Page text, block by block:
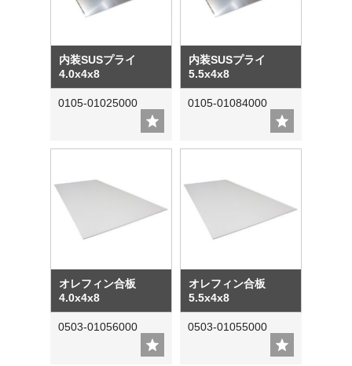
内装SUSプライ
4.0x4x8
0105-01025000
内装SUSプライ
5.5x4x8
0105-01084000
オレフィン合板
4.0x4x8
0503-01056000
オレフィン合板
5.5x4x8
0503-01055000